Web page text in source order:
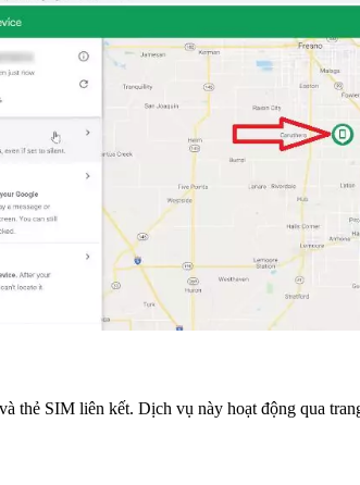
SIM liên kết. Dịch vụ này hoạt động qua